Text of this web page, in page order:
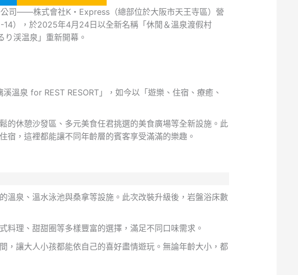
司——株式會社K・Express（總部位於大阪市天王寺區）營
14），於2025年4月24日以全新名稱「休閒＆溫泉渡假村
渓温泉」重新開幕。
溫泉 for REST RESORT」，如今以「遊樂、住宿、療癒、
的休憩沙發區、多元美食任君挑選的美食廣場等全新設施。此
宿，這裡都能讓不同年齡層的賓客享受滿滿的樂趣。
溫泉、溫水泳池與桑拿等設施。此次改裝升級後，岩盤浴床數
料理、甜甜圈等多樣豐富的選擇，滿足不同口味需求。
，讓大人小孩都能依自己的喜好盡情遊玩。無論年齡大小，都